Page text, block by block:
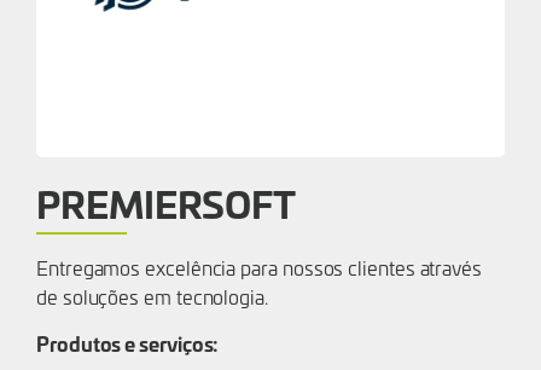
PREMIERSOFT
Entregamos excelência para nossos clientes através
de soluções em tecnologia.
Produtos e serviços: